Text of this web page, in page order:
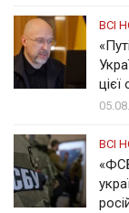
ВСІ
ВСІ